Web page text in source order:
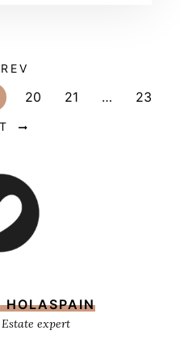
20 21 … 23
HOLASPAIN
expert